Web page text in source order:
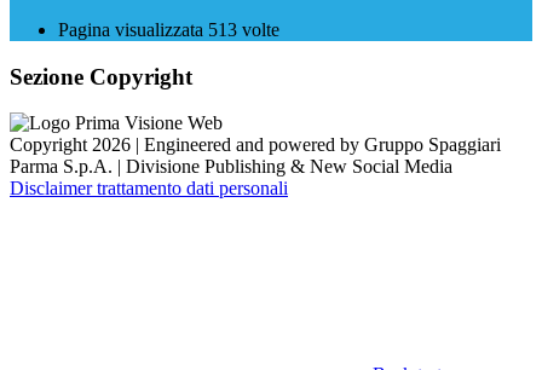
Pagina visualizzata 513 volte
Sezione Copyright
Copyright 2026 | Engineered and powered by Gruppo Spaggiari
Parma S.p.A. | Divisione Publishing & New Social Media
Disclaimer trattamento dati personali